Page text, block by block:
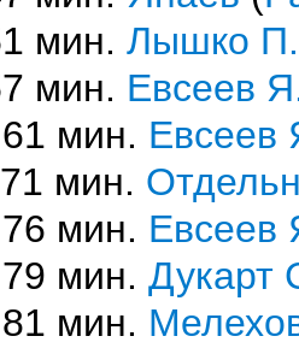
мин. Лышко П.
мин. Евсеев
мин. Евсеев
мин.
мин. Евсеев
мин. Дукарт
мин.